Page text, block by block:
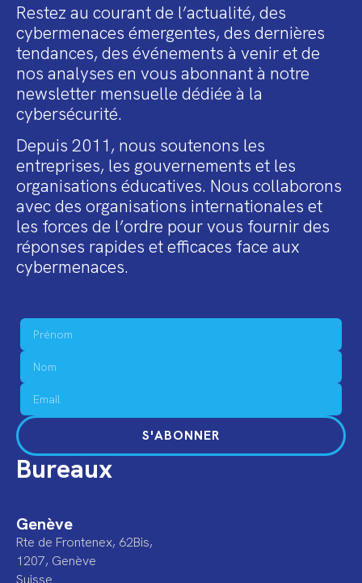
Restez au courant de l’actualité, des
cybermenaces émergentes, des dernières
tendances, des événements à venir et de
nos analyses en vous abonnant à notre
newsletter mensuelle dédiée à la
cybersécurité.
Depuis 2011, nous soutenons les
entreprises, les gouvernements et les
organisations éducatives. Nous collaborons
avec des organisations internationales et
les forces de l’ordre pour vous fournir des
réponses rapides et efficaces face aux
cybermenaces.
S'ABONNER
Bureaux
Genève
Rte de Frontenex, 62Bis,
1207, Genève